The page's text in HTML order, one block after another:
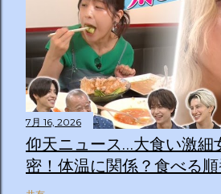
7月 16, 2026
仰天ニュース…大食い激細
密！体温に関係？食べる